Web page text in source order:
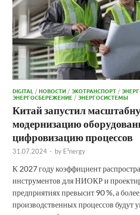
DIGITAL/НОВОСТИ/ЭКОТРАНСПОРТ/
ЭНЕРГОСБЕРЕЖЕНИЕ/ЭНЕРГОСИСТЕМЫ
Китай запустил
модернизацию
цифровизацию процессов
31.07.2024 - by E²nergy
К 2027 году коэффициент
инструментов для НИОКР и
предприятиях превысит 90 %, а
производственных процессов будут